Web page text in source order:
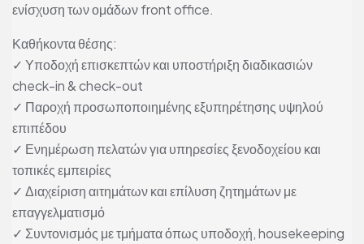
ενίσχυση των ομάδων front office.
Καθήκοντα θέσης:
✓ Υποδοχή επισκεπτών και υποστήριξη διαδικασιών
check-in & check-out
✓ Παροχή προσωποποιημένης εξυπηρέτησης υψηλού
επιπέδου
✓ Ενημέρωση πελατών για υπηρεσίες ξενοδοχείου και
τοπικές εμπειρίες
✓ Διαχείριση αιτημάτων και επίλυση ζητημάτων με
επαγγελματισμό
✓ Συντονισμός με τμήματα όπως υποδοχή, housekeeping